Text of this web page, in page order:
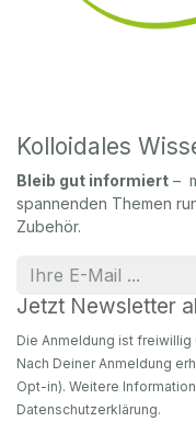
Kolloidales
Bleib gut informiert –
spannenden Themen
Zubehör.
Jetzt Newsletter
Die Anmeldung ist
Nach Deiner Anmeldung
Opt-in). Weitere
Datenschutzerklärung.